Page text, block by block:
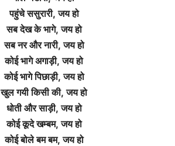
पहुंचे ससुरारी,जय हो
सब देख के भागे,जय हो
सब नर और नारी,जय हो
कोई भागे अगाड़ी,जय हो
कोई भागे पिछाड़ी,जय हो
खुल गयी किसी की,जय हो
धोती और साड़ी,जय हो
कोई कूदे खम्बम,जय हो
कोई बोले बम बम,जय हो